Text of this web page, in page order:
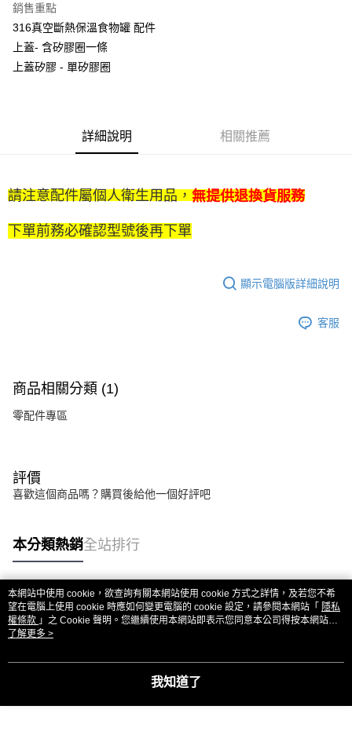
（不含訂購當天與例假日）
每筆NT$75，滿NT$1,199(含以上)免運費
海外中華郵政配送
銷售重點
316真空斷熱保溫食物罐 配件
上蓋- 含矽膠圈一條
上蓋矽膠 - 單矽膠圈
詳細說明 相關推薦
請注意配件屬個人衛生用品， 無提供退換貨服務
下單前務必確認型號後再下單
顯示電腦版詳細說明
客服
商品相關分類 (1)
零配件專區
評價
喜歡這個商品嗎？購買後給他一個好評吧
本分類熱銷全站排行
熱門標籤
本網站中使用 cookie，欲查詢有關本網站使用 cookie 方式之詳情，及若您不希
望在電腦上使用 cookie 時應如何變更電腦的 cookie 設定，請參閱本網站「 隱私
權條款 」之 Cookie 聲明。您繼續使用本網站即表示您同意本公司得按本網站使
用條款之 Cookie 聲明使用 cookie。
了解更多 >
我知道了